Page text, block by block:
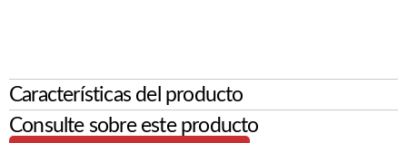
Características del producto
Consulte sobre este producto